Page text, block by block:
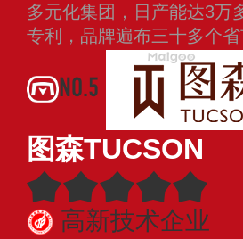
多元化集团，日产能达3万
专利，品牌遍布三十多个
NO.5
图森TUCSON
高新技术企业